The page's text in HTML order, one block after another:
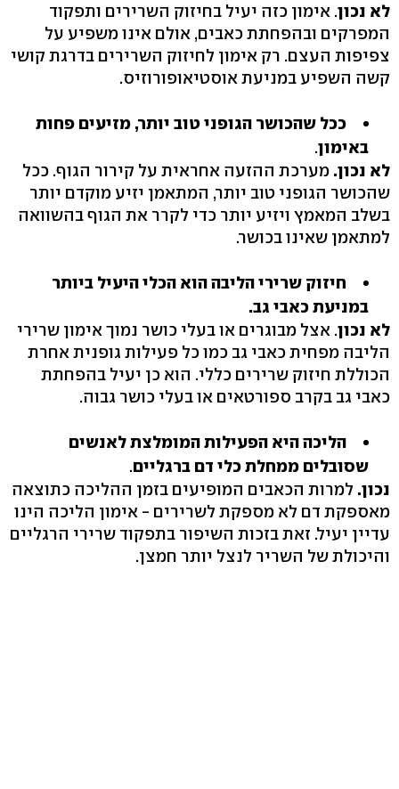
לא נכון. אימון כזה יעיל בחיזוק השרירים ותפקוד
המפרקים ובהפחתת כאבים, אולם אינו משפיע על
צפיפות העצם. רק אימון לחיזוק השרירים בדרגת קושי
קשה השפיע במניעת אוסטיאופורוזיס.
ככל שהכושר הגופני טוב יותר, מזיעים פחות
באימון.
לא נכון. מערכת ההזעה אחראית על קירור הגוף. ככל
שהכושר הגופני טוב יותר, המתאמן יזיע מוקדם יותר
בשלב המאמץ ויזיע יותר כדי לקרר את הגוף בהשוואה
למתאמן שאינו בכושר.
חיזוק שרירי הליבה הוא הכלי היעיל ביותר
במניעת כאבי גב.
לא נכון. אצל מבוגרים או בעלי כושר נמוך אימון שרירי
הליבה מפחית כאבי גב כמו כל פעילות גופנית אחרת
הכוללת חיזוק שרירים כללי. הוא כן יעיל בהפחתת
כאבי גב בקרב ספורטאים או בעלי כושר גבוה.
הליכה היא הפעילות המומלצת לאנשים
שסובלים ממחלת כלי דם ברגליים.
נכון. למרות הכאבים המופיעים בזמן ההליכה כתוצאה
מאספקת דם לא מספקת לשרירים - אימון הליכה הינו
עדיין יעיל. זאת בזכות השיפור בתפקוד שרירי הרגליים
והיכולת של השריר לנצל יותר חמצן.